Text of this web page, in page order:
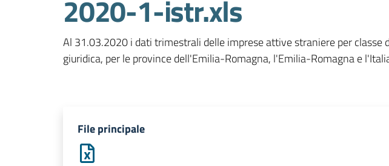
2020-1-istr.xls
Al 31.03.2020 i dati trimestrali delle imprese attive straniere per classe
giuridica, per le province dell'Emilia-Romagna, l'Emilia-Romagna e
File principale